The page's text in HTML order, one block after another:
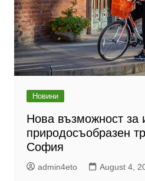
Новини
Нова възможност за
природосъобразен
София
admin4eto August 4,